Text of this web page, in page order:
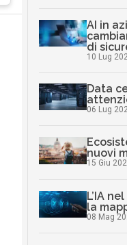
AI in
di
10 Lug
Data
06 Lug
nuovi
15 Giu
L’IA
la
08 Mag